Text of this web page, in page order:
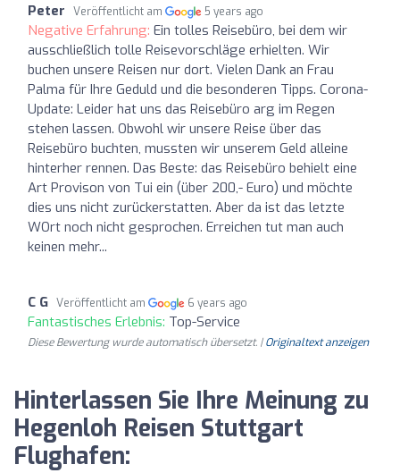
Peter Veröffentlicht am 5 years ago
Negative Erfahrung: Ein tolles Reisebüro, bei dem wir
ausschließlich tolle Reisevorschläge erhielten. Wir
buchen unsere Reisen nur dort. Vielen Dank an Frau
Palma für Ihre Geduld und die besonderen Tipps. Corona-
Update: Leider hat uns das Reisebüro arg im Regen
stehen lassen. Obwohl wir unsere Reise über das
Reisebüro buchten, mussten wir unserem Geld alleine
hinterher rennen. Das Beste: das Reisebüro behielt eine
Art Provison von Tui ein (über 200,- Euro) und möchte
dies uns nicht zurückerstatten. Aber da ist das letzte
WOrt noch nicht gesprochen. Erreichen tut man auch
keinen mehr...
C G Veröffentlicht am 6 years ago
Fantastisches Erlebnis: Top-Service
Diese Bewertung wurde automatisch übersetzt. |Originaltext anzeigen
Hinterlassen Sie Ihre Meinung zu
Hegenloh Reisen Stuttgart
Flughafen: